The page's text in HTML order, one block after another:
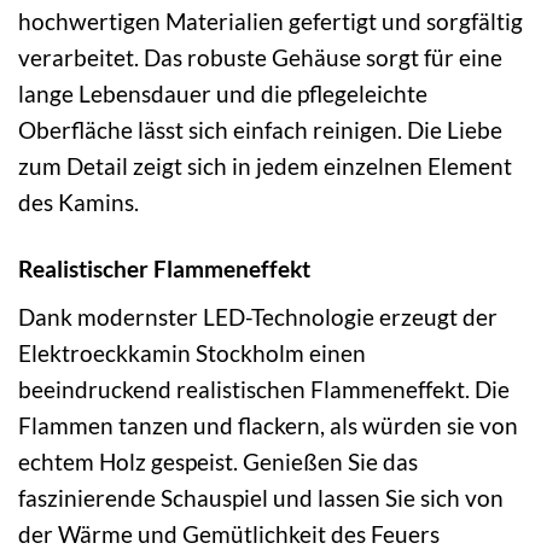
hochwertigen Materialien gefertigt und sorgfältig
verarbeitet. Das robuste Gehäuse sorgt für eine
lange Lebensdauer und die pflegeleichte
Oberfläche lässt sich einfach reinigen. Die Liebe
zum Detail zeigt sich in jedem einzelnen Element
des Kamins.
Realistischer Flammeneffekt
Dank modernster LED-Technologie erzeugt der
Elektroeckkamin Stockholm einen
beeindruckend realistischen Flammeneffekt. Die
Flammen tanzen und flackern, als würden sie von
echtem Holz gespeist. Genießen Sie das
faszinierende Schauspiel und lassen Sie sich von
der Wärme und Gemütlichkeit des Feuers